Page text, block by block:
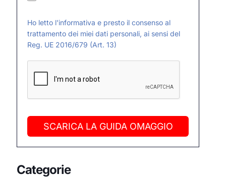
Ho letto l'informativa e presto il consenso al
trattamento dei miei dati personali, ai sensi del
Reg. UE 2016/679 (Art. 13)
SCARICA LA GUIDA OMAGGIO
Categorie